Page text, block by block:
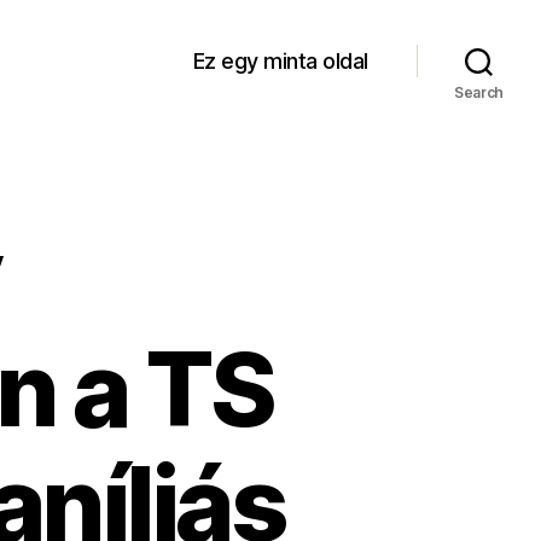
Ez egy minta oldal
Search
a TS